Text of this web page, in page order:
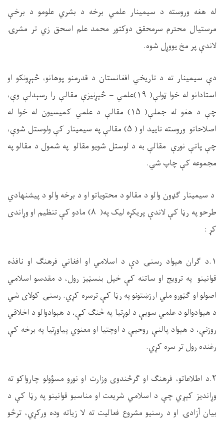
له هغه وروسته د سیمینار علمي برخه د بشري علومو د برخې
مرستیال محترم سرمحقق دوکتور محمد علم اسحق زي تر مشرۍ
لاندې پر مخ یووړل شوه.
دې سیمینار ته د تاریخي افغانستان د قدرمنو پوهانو، څېړونکو او
استادانو له خوا ټولې( ۱۹)علمي – څېړنیزې مقالې را رسېدلې وې،
چې د هغو له جملې( ۱۵) مقالې د علمي کمیسیون له خوا له
اصلاحاتو وروسته تایید او ( ۵) مقالې په سیمینار کې ولوستل شوې،
چې پاتې نورې مقالې به د لوستل شویو مقالو په شمول د مقالو په
مجموعه کې چاپ شي.
د سیمینار ګډون والو د مقالو د محتویاتو او د برخه والو د پیشنهادي
طرحو په رڼا کې لاندې پریکړه لیک په( ۸) مادو کې تنظیم او وړاندی
کړ :
۱.د ګران هېواد رسنۍ دې د اسلامي او افغاني فرهنګ او نافذه
قوانینو په ترویج او ساتنه کې خپل بنسټیز رول، د مقدسو اسلامي
اصولو او ګټورو ملي ارزښتونو په رڼا کې ترسره کړي. رسنۍ کولای شي
د هېوادوالو د علمي سویې د لوړتیا په څنګ کې، د هېوادوالو د اخلاقي
روزنې، د هېواد پالنې روحیې د اوچتیا او معنوي پیاوړتیا په برخه کې
رغنده رول تر سره کړي.
۲.د اطلاعاتو، فرهنګ او ګرځندوی وزارت او نورو مسؤولو چارواکو ته
وړانديز کېږي چې د اسلامي شريعت او مناسبو قوانينو په رڼا کې د
بيان آزادۍ او د رسنيو مشروع فعاليت ته لا زياته وده ورکړي، ترڅو